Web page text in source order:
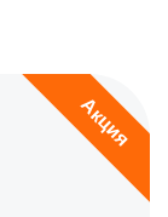
Акция